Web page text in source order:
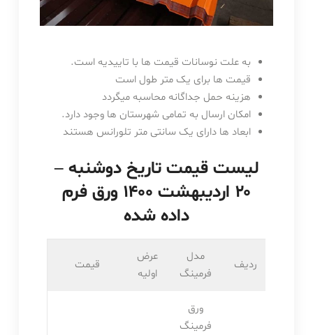
به علت نوسانات قیمت ها با تاییدیه است.
قیمت ها برای یک متر طول است
هزینه حمل جداگانه محاسبه میگردد
امکان ارسال به تمامی شهرستان ها وجود دارد.
ابعاد ها دارای یک سانتی متر تلورانس هستند
لیست قیمت تاریخ دوشنبه –
۲۰ اردیبهشت ۱۴۰۰ ورق فرم
داده شده
ردیف
مدل
فرمینگ
عرض
اولیه
قیمت
ورق
فرمینگ